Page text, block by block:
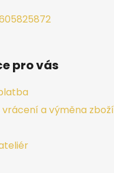
pro vás
vrácení a výměna zboží